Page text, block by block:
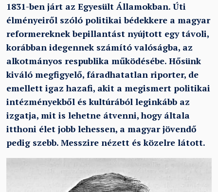
1831-ben járt az Egyesült Államokban. Úti
élményeiről szóló politikai bédekkere a magyar
reformereknek bepillantást nyújtott egy távoli,
korábban idegennek számító valóságba, az
alkotmányos respublika működésébe. Hősünk
kiváló megfigyelő, fáradhatatlan riporter, de
emellett igaz hazafi, akit a megismert politikai
intézményekből és kultúrából leginkább az
izgatja, mit is lehetne átvenni, hogy általa
itthoni élet jobb lehessen, a magyar jövendő
pedig szebb. Messzire nézett és közelre látott.